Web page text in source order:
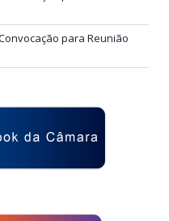
para Reunião